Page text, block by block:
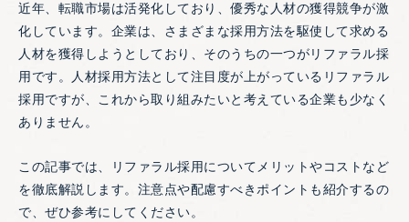
近年、転職市場は活発化しており、優秀な人材の獲得競争が激
化しています。企業は、さまざまな採用方法を駆使して求める
人材を獲得しようとしており、そのうちの一つがリファラル採
用です。人材採用方法として注目度が上がっているリファラル
採用ですが、これから取り組みたいと考えている企業も少なく
ありません。
この記事では、リファラル採用についてメリットやコストなど
を徹底解説します。注意点や配慮すべきポイントも紹介するの
で、ぜひ参考にしてください。